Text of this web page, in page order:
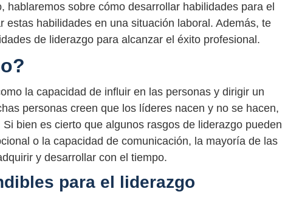
hablaremos sobre cómo desarrollar habilidades para el
estas habilidades en una situación laboral. Además, te
de liderazgo para alcanzar el éxito profesional.
la capacidad de influir en las personas y dirigir un
personas creen que los líderes nacen y no se hacen,
bien es cierto que algunos rasgos de liderazgo pueden
o la capacidad de comunicación, la mayoría de las
y desarrollar con el tiempo.
para el liderazgo